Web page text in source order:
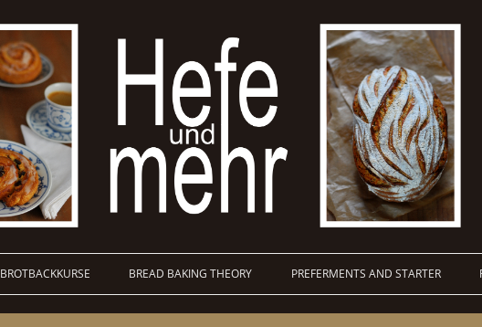
BROTBACKKURSE BREAD BAKING THEORY PREFERMENTS AND STARTER